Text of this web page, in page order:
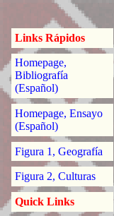
Links Rápidos
Homepage,
Bibliografía
(Español)
Homepage, Ensayo
(Español)
Figura 1, Geografía
Figura 2, Culturas
Quick Links